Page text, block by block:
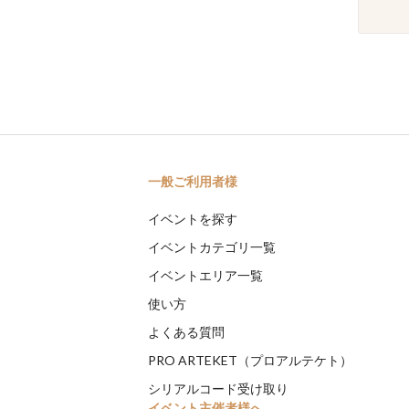
一般ご利用者様
イベントを探す
イベントカテゴリ一覧
イベントエリア一覧
使い方
よくある質問
PRO ARTEKET（プロアルテケト）
シリアルコード受け取り